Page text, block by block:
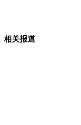
相关报道